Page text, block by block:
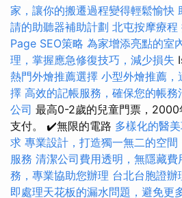
家，讓你的搬遷過程變得輕鬆愉快
請的助聽器補助計劃 北屯按摩療程
Page SEO策略 為家增添亮點的室
理，掌握應急修復技巧，減少損失
熱門外燴推薦選擇 小型外燴推薦，
擇 高效的記帳服務，確保您的帳務
公司 最高0-2歲的兒童門票，
支付。 ✔️無限的電路 多樣化的醫
求 專業設計，打造獨一無二的空間
服務 清潔公司費用透明，無隱藏費
務，專業協助您辦理 台北台胞證辦
即處理天花板的漏水問題，避免更